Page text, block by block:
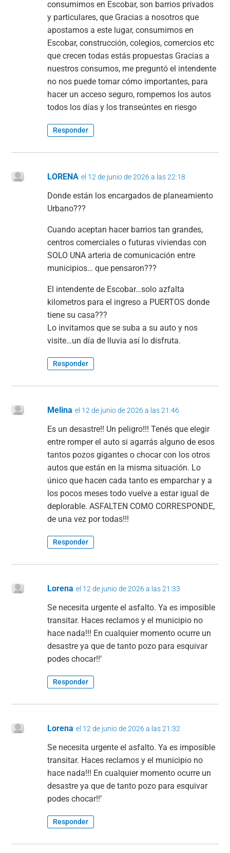
consumimos en Escobar, son barrios privados
y particulares, que Gracias a nosotros que
apostamos a este lugar, consumimos en
Escobar, construcción, colegios, comercios etc
que crecen todas estás propuestas Gracias a
nuestros consumos, me preguntó el intendente
no nos puede tomar cómo importantes, para
hacer un acceso seguro, rompemos los autos
todos los días y los transeúntes en riesgo
Responder
LORENA el 12 de junio de 2026 a las 22:18
Donde están los encargados de planeamiento
Urbano???
Cuando aceptan hacer barrios tan grandes,
centros comerciales o futuras viviendas con
SOLO UNA arteria de comunicación entre
municipios… que pensaron???
El intendente de Escobar…solo azfalta
kilometros para el ingreso a PUERTOS donde
tiene su casa???
Lo invitamos que se suba a su auto y nos
visite…un día de lluvia así lo disfruta.
Responder
Melina el 12 de junio de 2026 a las 21:46
Es un desastre!! Un peligro!!! Tenés que elegir
entre romper el auto si agarrás alguno de esos
tantos pozos gigantes o chocar con los otros
autos que están en la misma situación. Lo
único que hacen cada tanto es emparchar y a
los pocos meses todo vuelve a estar igual de
deplorable. ASFALTEN COMO CORRESPONDE,
de una vez por todas!!!
Responder
Lorena el 12 de junio de 2026 a las 21:33
Se necesita urgente el asfalto. Ya es imposible
transitar. Haces reclamos y el municipio no
hace nada!!! En cualquier momento ocurre un
desastre ya que de tanto pozo para esquivar
podes chocar!!’
Responder
Lorena el 12 de junio de 2026 a las 21:32
Se necesita urgente el asfalto. Ya es imposible
transitar. Haces reclamos y el municipio no
hace nada!!! En cualquier momento ocurre un
desastre ya que de tanto pozo para esquivar
podes chocar!!’
Responder